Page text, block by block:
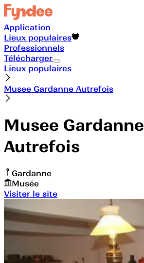
Application
Lieux populaires
Professionnels
Télécharger
Lieux populaires
Musee Gardanne Autrefois
Musee Gardanne
Autrefois
Gardanne
Musée
Visiter le site